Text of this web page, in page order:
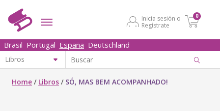
Inicia sesión o
Regístrate
0
Brasil Portugal España Deutschland
Home / Libros / SÓ, MAS BEM ACOMPANHADO!